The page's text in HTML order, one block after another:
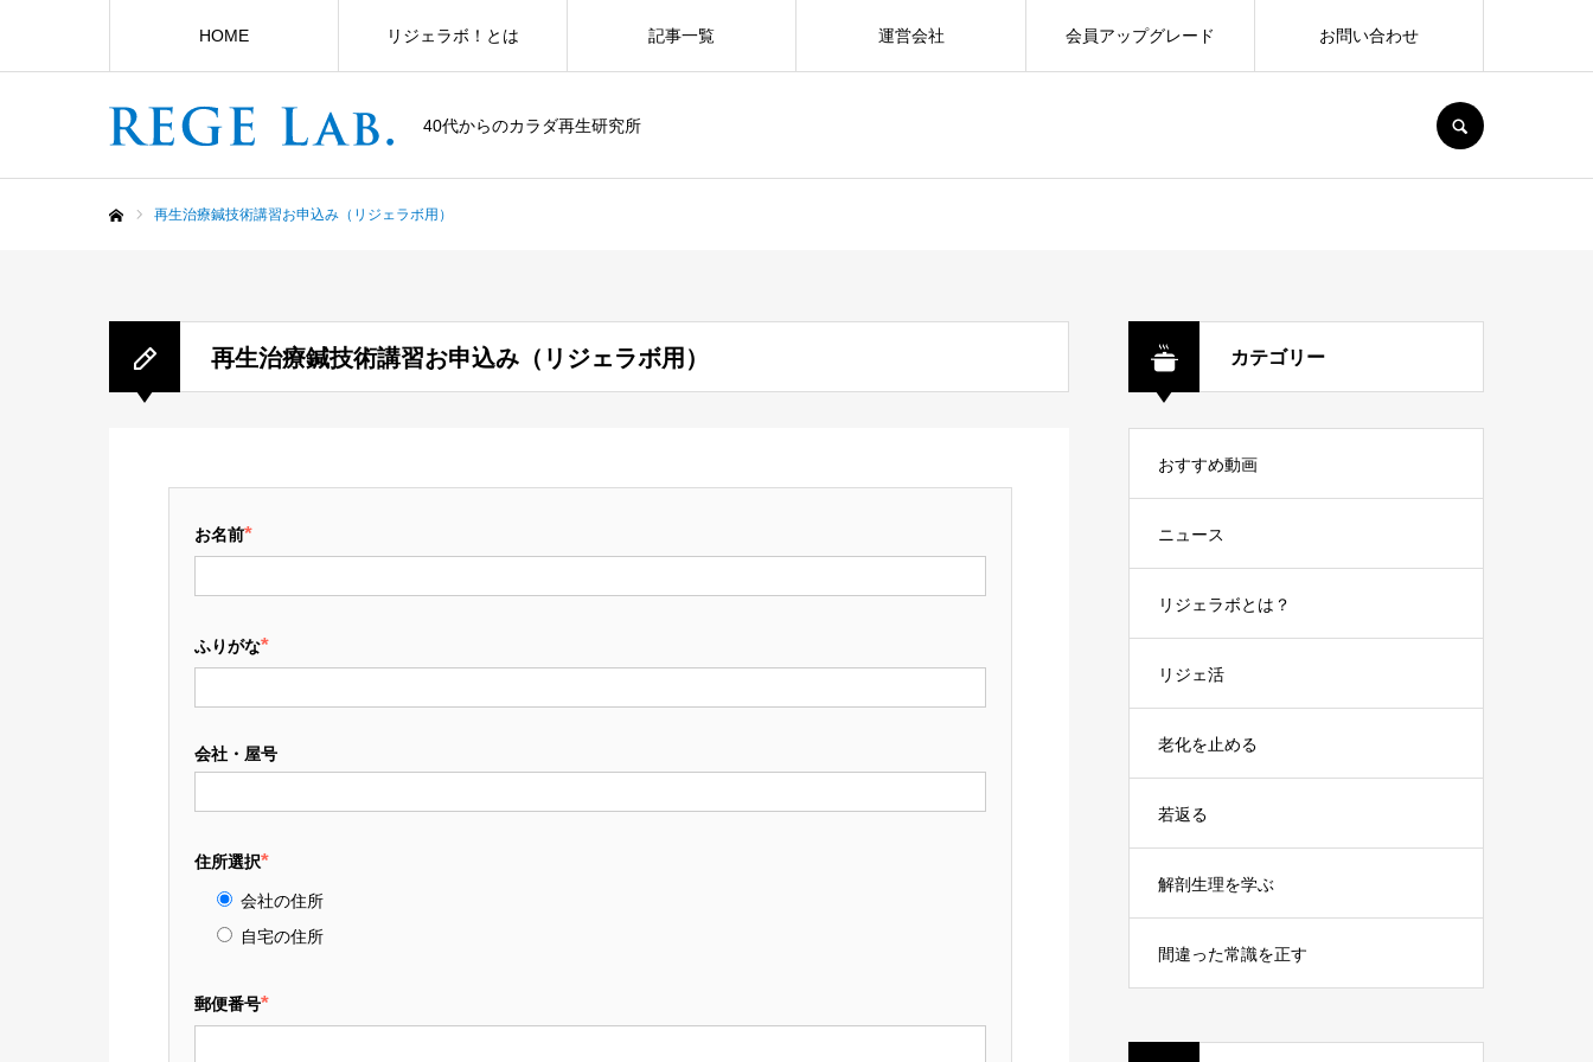
40代からのカラダ再生研究所
HOME リジェラボ！とは 記事一覧 運営会社 会員アップグレード お問い合わせ
再生治療鍼技術講習お申込み（リジェラボ用）
再生治療鍼技術講習お申込み（リジェラボ用）
お名前*
ふりがな*
会社・屋号
住所選択*
会社の住所
自宅の住所
郵便番号*
カテゴリー
おすすめ動画
ニュース
リジェラボとは？
リジェ活
老化を止める
若返る
解剖生理を学ぶ
間違った常識を正す